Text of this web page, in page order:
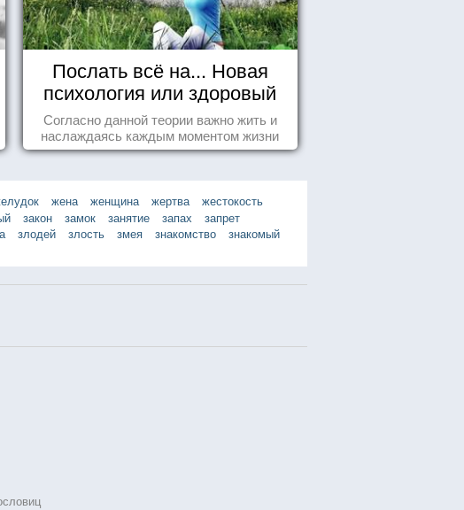
Послать всё на... Новая
психология или здоровый
пофигизм.
Согласно данной теории важно жить и
наслаждаясь каждым моментом жизни
осознанно и с удовольствием. Как это,
примерах.
жена женщина жертва
жестокость
закон замок занятие запах
запрет
злодей злость змея знакомство
знакомый